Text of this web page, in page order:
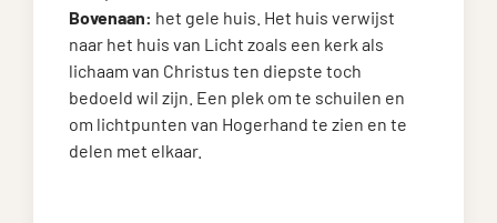
Bovenaan: het gele huis. Het huis verwijst
naar het huis van Licht zoals een kerk als
lichaam van Christus ten diepste toch
bedoeld wil zijn. Een plek om te schuilen en
om lichtpunten van Hogerhand te zien en te
delen met elkaar.